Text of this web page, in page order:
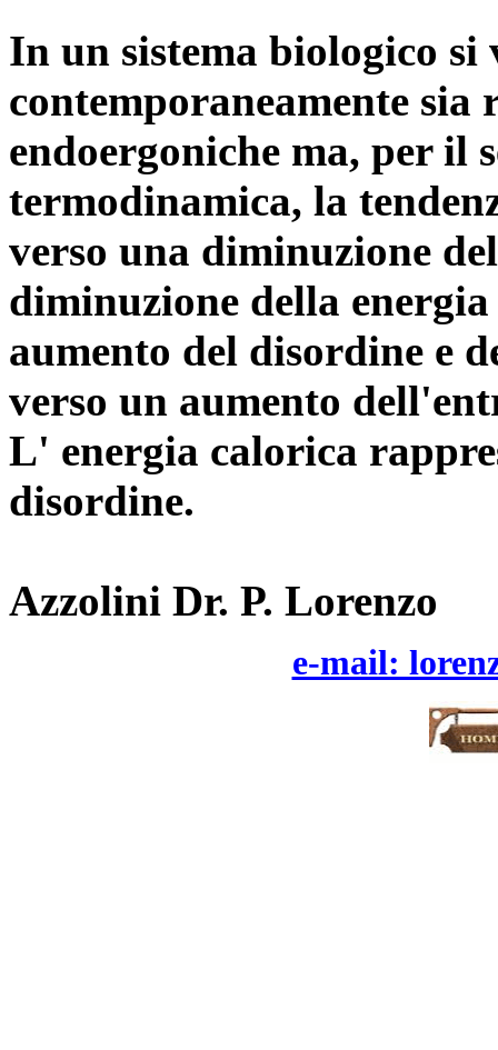
In un sistema biologico si
contemporaneamente sia
endoergoniche ma, per il
termodinamica, la
verso una diminuzione
diminuzione della
aumento del disordine e
verso un aumento
L' energia calorica
disordine.
Azzolini Dr. P. Lorenzo
e-mail: